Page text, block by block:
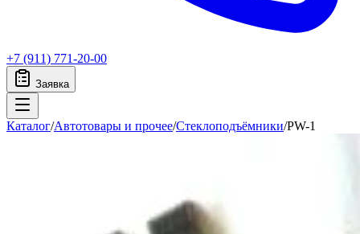
+7 (911) 771-20-00
Заявка
Каталог/Автотовары и прочее/Стеклоподъёмники/PW-1